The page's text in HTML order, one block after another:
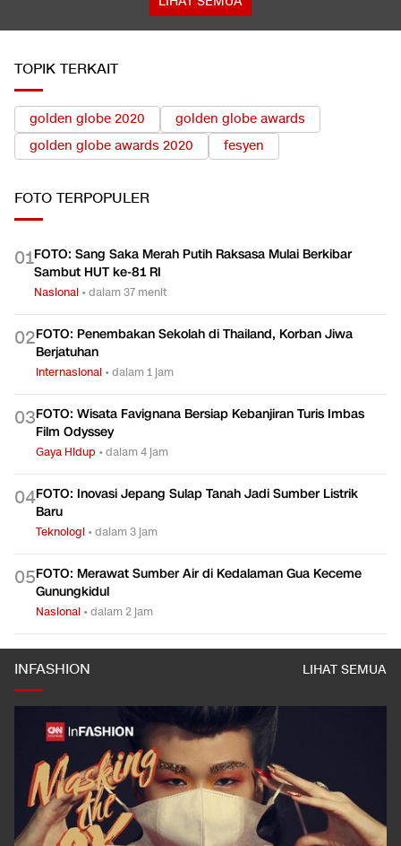
TOPIK TERKAIT
golden globe 2020
golden globe awards
golden globe awards 2020
fesyen
FOTO TERPOPULER
01FOTO: Sang Saka Merah Putih Raksasa Mulai Berkibar
Sambut HUT ke-81 RI
Nasional •dalam 37 menit
02FOTO: Penembakan Sekolah di Thailand, Korban Jiwa
Berjatuhan
Internasional •dalam 1 jam
03FOTO: Wisata Favignana Bersiap Kebanjiran Turis Imbas
Film Odyssey
Gaya Hidup •dalam 4 jam
04FOTO: Inovasi Jepang Sulap Tanah Jadi Sumber Listrik
Baru
Teknologi •dalam 3 jam
05FOTO: Merawat Sumber Air di Kedalaman Gua Keceme
Gunungkidul
Nasional •dalam 2 jam
INFASHION LIHAT SEMUA